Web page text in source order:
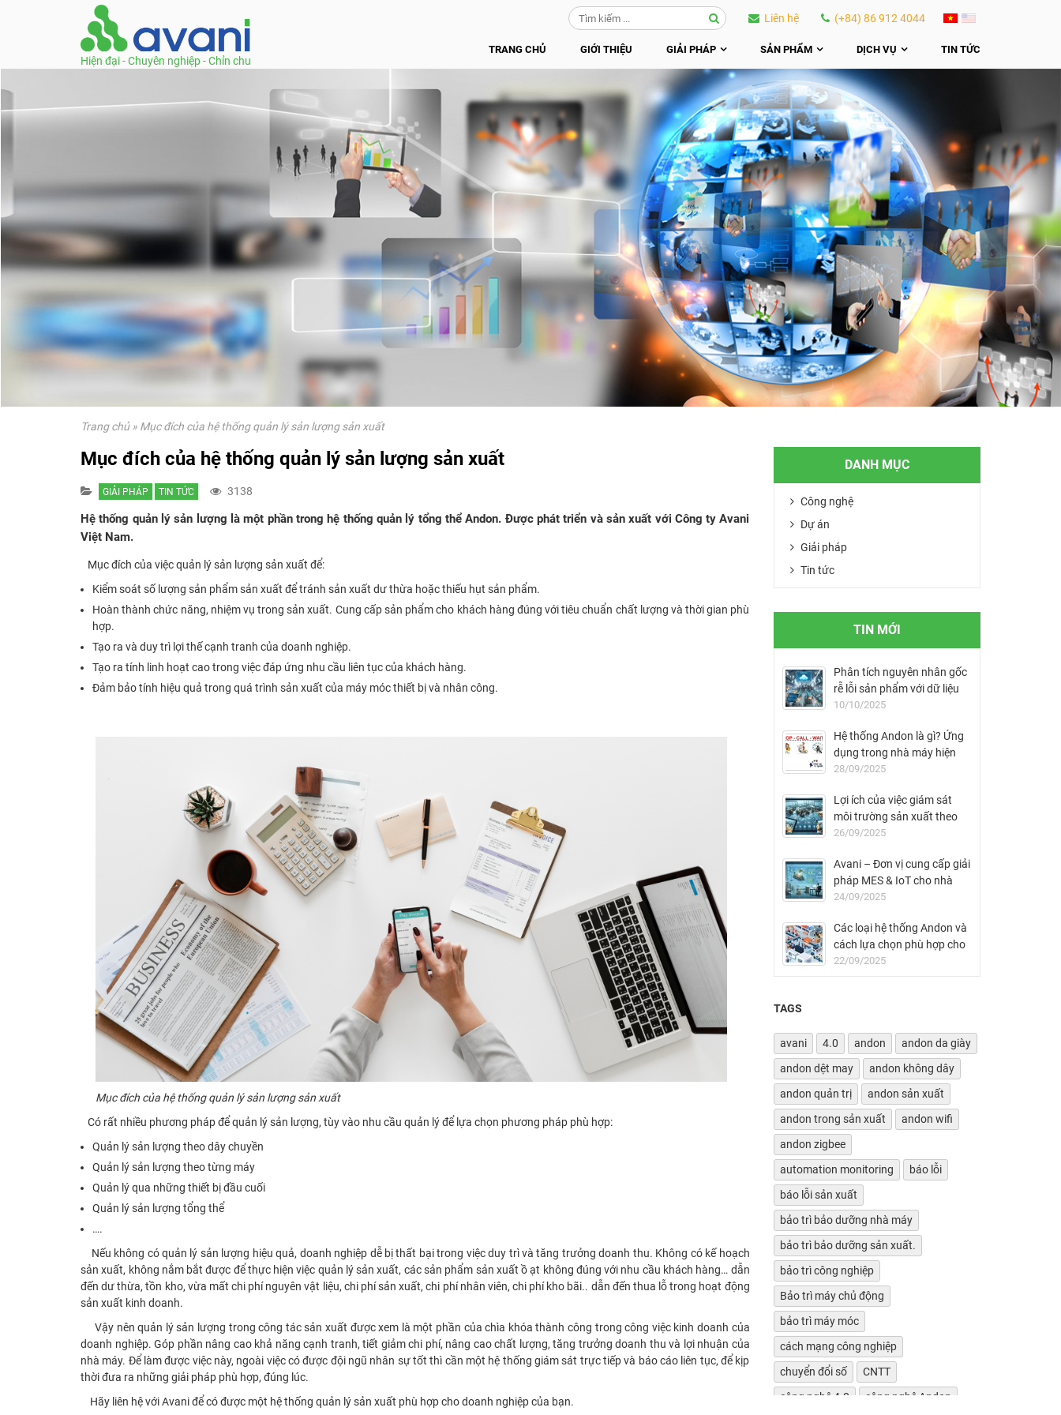
Hiện đại - Chuyên nghiệp - Chỉn chu
Liên hệ (+84) 86 912 4044
TRANG CHỦ GIỚI THIỆU GIẢI PHÁP SẢN PHẨM DỊCH VỤ TIN TỨC
Trang chủ» Mục đích của hệ thống quản lý sản lượng sản xuất
Mục đích của hệ thống quản lý sản lượng sản xuất
GIẢI PHÁP TIN TỨC 3138
Hệ thống quản lý sản lượng là một phần trong hệ thống quản lý tổng thể Andon. Được phát triển và sản xuất với Công ty Avani
Việt Nam.
Mục đích của việc quản lý sản lượng sản xuất để:
Kiểm soát số lượng sản phẩm sản xuất để tránh sản xuất dư thừa hoặc thiếu hụt sản phẩm.
Hoàn thành chức năng, nhiệm vụ trong sản xuất. Cung cấp sản phẩm cho khách hàng đúng với tiêu chuẩn chất lượng và thời gian phù
hợp.
Tạo ra và duy trì lợi thế cạnh tranh của doanh nghiệp.
Tạo ra tính linh hoạt cao trong việc đáp ứng nhu cầu liên tục của khách hàng.
Đảm bảo tính hiệu quả trong quá trình sản xuất của máy móc thiết bị và nhân công.
Mục đích của hệ thống quản lý sản lượng sản xuất
Có rất nhiều phương pháp để quản lý sản lượng, tùy vào nhu cầu quản lý để lựa chọn phương pháp phù hợp:
Quản lý sản lượng theo dây chuyền
Quản lý sản lượng theo từng máy
Quản lý qua những thiết bị đầu cuối
Quản lý sản lượng tổng thể
….
Nếu không có quản lý sản lượng hiệu quả, doanh nghiệp dễ bị thất bại trong việc duy trì và tăng trưởng doanh thu. Không có kế hoạch
sản xuất, không nắm bắt được để thực hiện việc quản lý sản xuất, các sản phẩm sản xuất ồ ạt không đúng với nhu cầu khách hàng… dẫn
đến dư thừa, tồn kho, vừa mất chi phí nguyên vật liệu, chi phí sản xuất, chi phí nhân viên, chi phí kho bãi.. dẫn đến thua lỗ trong hoạt động
sản xuất kinh doanh.
Vậy nên quản lý sản lượng trong công tác sản xuất được xem là một phần của chìa khóa thành công trong công việc kinh doanh của
doanh nghiệp. Góp phần nâng cao khả năng cạnh tranh, tiết giảm chi phí, nâng cao chất lượng, tăng trưởng doanh thu và lợi nhuận của
nhà máy. Để làm được việc này, ngoài việc có được đội ngũ nhân sự tốt thì cần một hệ thống giám sát trực tiếp và báo cáo liên tục, để kịp
thời đưa ra những giải pháp phù hợp, đúng lúc.
Hãy liên hệ với Avani để có được một hệ thống quản lý sản xuất phù hợp cho doanh nghiệp của bạn.
DANH MỤC
Công nghệ
Dự án
Giải pháp
Tin tức
TIN MỚI
Phân tích nguyên nhân gốc
rễ lỗi sản phẩm với dữ liệu
MES
10/10/2025
Hệ thống Andon là gì? Ứng
dụng trong nhà máy hiện
đại
28/09/2025
Lợi ích của việc giám sát
môi trường sản xuất theo
thời gian thực
26/09/2025
Avani – Đơn vị cung cấp giải
pháp MES & IoT cho nhà
máy FDI tại Việt Nam
24/09/2025
Các loại hệ thống Andon và
cách lựa chọn phù hợp cho
nhà máy
22/09/2025
TAGS
avani 4.0 andon
andon da giày
andon dệt may
andon không dây
andon quản trị
andon sản xuất
andon trong sản xuất
andon wifi
andon zigbee
automation monitoring
báo lỗi
báo lỗi sản xuất
bảo trì bảo dưỡng nhà máy
bảo trì bảo dưỡng sản xuất.
bảo trì công nghiệp
Bảo trì máy chủ động
bảo trì máy móc
cách mạng công nghiệp
chuyển đổi số
CNTT
công nghệ 4.0
công nghệ Andon